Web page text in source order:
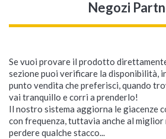
Negozi
Se vuoi provare il prodotto
sezione puoi verificare la disponibilità,
punto vendita che preferisci, quando
vai tranquillo e corri a prenderlo!
Il nostro sistema aggiorna le giacenze
con frequenza, tuttavia anche al miglior
perdere qualche stacco...